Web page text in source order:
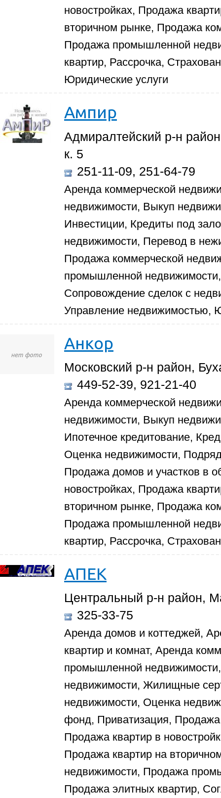
новостройках, Продажа
вторичном рынке, Продажа
Продажа промышленной
квартир, Рассрочка,
Юридические услуги
Ампир
Адмиралтейский р-н
к. 5
251-11-09, 251-64-79
Аренда коммерческой
недвижимости, Выкуп
Инвестиции, Кредиты под
недвижимости, Перевод в
Продажа коммерческой
промышленной
Сопровождение сделок с
Управление недвижимостью,
Анкор
Московский р-н район,
449-52-39, 921-21-40
Аренда коммерческой
недвижимости, Выкуп
Ипотечное кредитование,
Оценка недвижимости,
Продажа домов и участков в
новостройках, Продажа
вторичном рынке, Продажа
Продажа промышленной
квартир, Рассрочка,
АПЕК
Центральный р-н район,
325-33-75
Аренда домов и коттеджей,
квартир и комнат, Аренда
промышленной
недвижимости, Жилищные
недвижимости, Оценка
фонд, Приватизация, Продажа
Продажа квартир в
Продажа квартир на
недвижимости, Продажа
Продажа элитных квартир,